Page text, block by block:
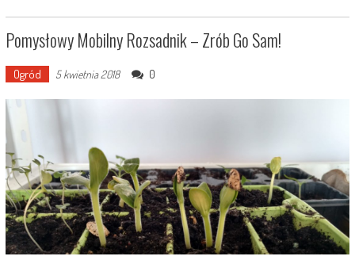
Pomysłowy Mobilny Rozsadnik – Zrób Go Sam!
Ogród 5 kwietnia 2018 0